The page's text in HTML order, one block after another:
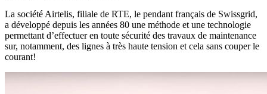
La société Airtelis, filiale de RTE, le pendant français de Swissgrid,
a développé depuis les années 80 une méthode et une technologie
permettant d’effectuer en toute sécurité des travaux de maintenance
sur, notamment, des lignes à très haute tension et cela sans couper le
courant!